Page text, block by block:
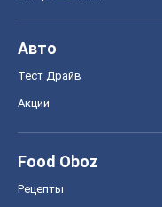
Авто
Тест Драйв
Акции
Food Oboz
Рецепты